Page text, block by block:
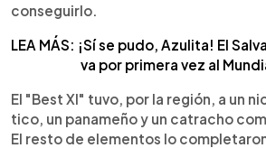
conseguirlo.
LEA MÁS: ¡Sí se pudo, Azulita! El
va por primera vez al
El "Best XI" tuvo, por la región, a un
tico, un panameño y un catracho
El resto de elementos lo